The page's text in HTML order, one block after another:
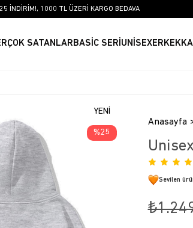
İNDİRİM!, 1000 TL ÜZERİ KARGO BEDAVA
ÇOK SATANLARBASİC SERİ UNİSEXERKEK
YENI
ÜRÜN
25
Anasayfa
Sevilen